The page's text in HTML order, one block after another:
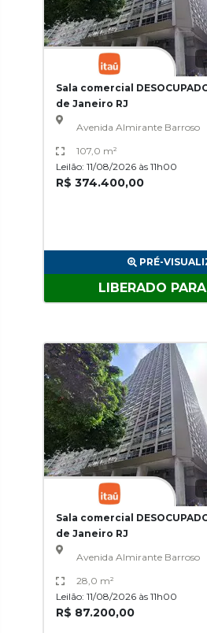
Sala comercial
de Janeiro RJ
Avenida Almirante Barroso
107,0 m²
Leilão: 11/08/2026 às 11h00
R$ 374.400,00
PRÉ-
LIBERADO
Sala comercial
de Janeiro RJ
Avenida Almirante Barroso
28,0 m²
Leilão: 11/08/2026 às 11h00
R$ 87.200,00